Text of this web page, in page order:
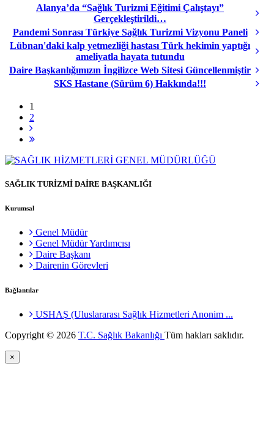
Alanya’da “Sağlık Turizmi Eğitimi Çalıştayı”
Gerçekleştirildi…
Pandemi Sonrası Türkiye Sağlık Turizmi Vizyonu Paneli
Lübnan'daki kalp yetmezliği hastası Türk hekimin yaptığı
ameliyatla hayata tutundu
Daire Başkanlığımızın İngilizce Web Sitesi Güncellenmiştir
SKS Hastane (Sürüm 6) Hakkında!!!
1
2
SAĞLIK TURİZMİ DAİRE BAŞKANLIĞI
Kurumsal
Genel Müdür
Genel Müdür Yardımcısı
Daire Başkanı
Dairenin Görevleri
Bağlantılar
USHAŞ (Uluslararası Sağlık Hizmetleri Anonim ...
Copyright © 2026 T.C. Sağlık Bakanlığı Tüm hakları saklıdır.
×